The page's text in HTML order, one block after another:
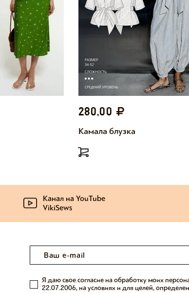
280,00
Камала блузка
Канал на YouTube
VikiSews
Я даю свое согласие на обработку моих
22.07.2006, на условиях и для целей,